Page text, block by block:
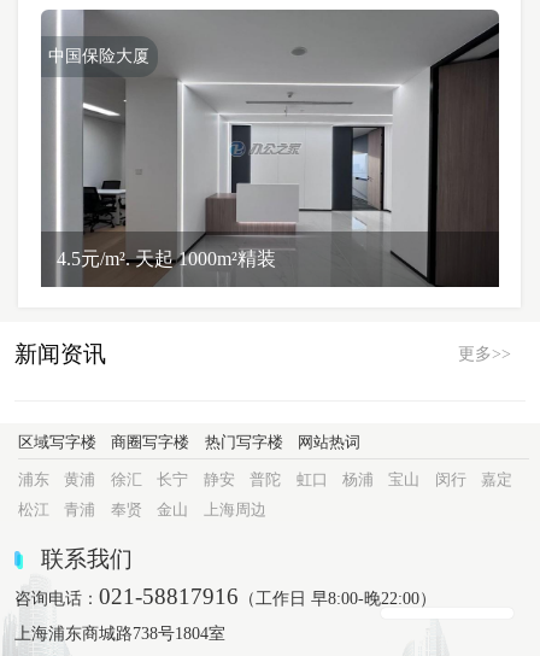
中国保险大厦
4.5元/m². 天起 1000m²精装
新闻资讯 更多>>
区域写字楼 商圈写字楼 热门写字楼 网站热词
浦东 黄浦 徐汇 长宁 静安 普陀 虹口 杨浦 宝山 闵行
嘉定
松江
青浦 奉贤 金山 上海周边
联系我们
咨询电话：021-58817916 （工作日 早8:00-晚22:00）
上海浦东商城路738号1804室